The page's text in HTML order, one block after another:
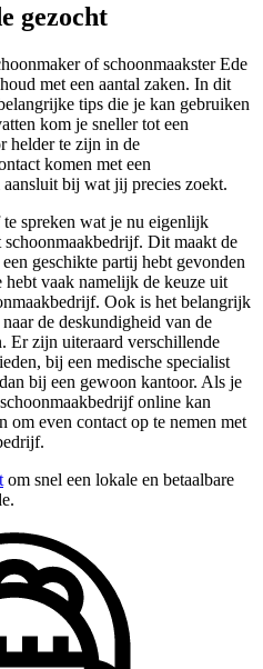
gezocht
of schoonmaakster Ede
met een aantal zaken. In dit
tips die je kan gebruiken
kom je sneller tot een
helder te zijn in de
komen met een
bij wat jij precies zoekt.
spreken wat je nu eigenlijk
Dit maakt de
geschikte partij hebt gevonden
vaak namelijk de keuze uit
Ook is het belangrijk
de deskundigheid van de
Er zijn uiteraard verschillende
bij een medische specialist
bij een gewoon kantoor. Als je
online kan
om even contact op te nemen met
om snel een lokale en betaalbare